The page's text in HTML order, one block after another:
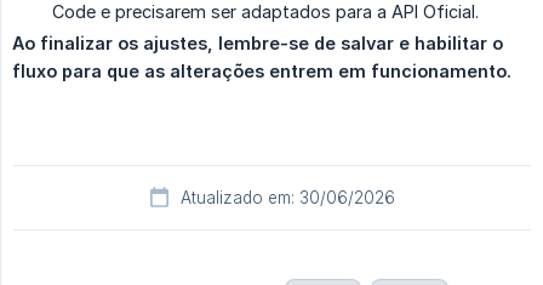
Code e precisarem ser adaptados para a API Oficial.
Ao finalizar os ajustes, lembre-se de salvar e habilitar o
fluxo para que as alterações entrem em funcionamento.
Atualizado em: 30/06/2026